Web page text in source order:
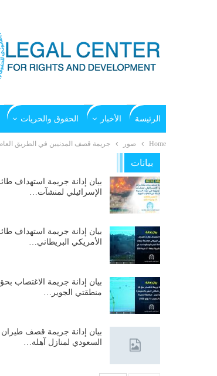
الرئيسة الأخبار الحقوق والحريات
Home صور جريمة قصف المدنيين في الطريق العام
بيانات
بيان إدانة جريمة استهداف
الإسرائيلي لمنشآت…
بيان إدانة جريمة استهداف
الأمريكي البريطاني…
منطقتي الجوير…
بيان إدانة جريمة قصف طيران
السعودي لمنازل آهلة…